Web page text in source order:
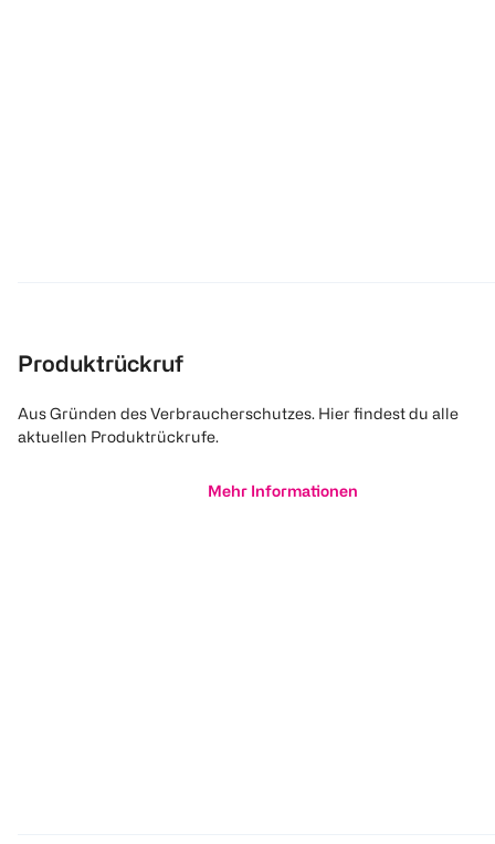
Produktrückruf
Aus Gründen des Verbraucherschutzes. Hier findest du alle
aktuellen Produktrückrufe.
Mehr Informationen